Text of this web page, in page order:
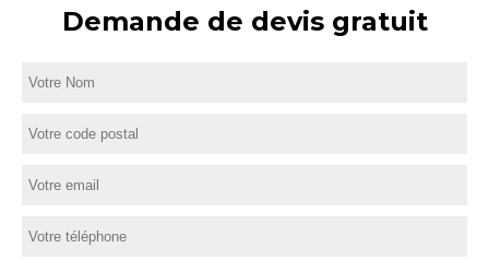
Demande de devis gratuit